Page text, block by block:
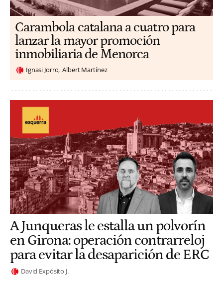
Carambola catalana a cuatro para
lanzar la mayor promoción
inmobiliaria de Menorca
Ignasi Jorro Albert Martínez
A Junqueras le estalla un polvorín
en Girona: operación contrarreloj
para evitar la desaparición de ERC
David Expósito J.